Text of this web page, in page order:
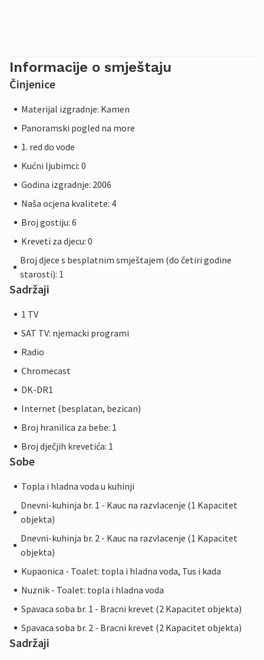
Informacije o smještaju
Činjenice
Materijal izgradnje: Kamen
Panoramski pogled na more
1. red do vode
Kućni ljubimci: 0
Godina izgradnje: 2006
Naša ocjena kvalitete: 4
Broj gostiju: 6
Kreveti za djecu: 0
Broj djece s besplatnim smještajem (do četiri godine
starosti): 1
Sadržaji
1 TV
SAT TV: njemacki programi
Radio
Chromecast
DK-DR1
Internet (besplatan, bezican)
Broj hranilica za bebe: 1
Broj dječjih krevetića: 1
Sobe
Topla i hladna voda u kuhinji
Dnevni-kuhinja br. 1 - Kauc na razvlacenje (1 Kapacitet
objekta)
Dnevni-kuhinja br. 2 - Kauc na razvlacenje (1 Kapacitet
objekta)
Kupaonica - Toalet: topla i hladna voda, Tus i kada
Nuznik - Toalet: topla i hladna voda
Spavaca soba br. 1 - Bracni krevet (2 Kapacitet objekta)
Spavaca soba br. 2 - Bracni krevet (2 Kapacitet objekta)
Sadržaji